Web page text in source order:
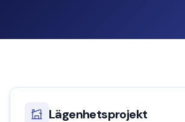
Lägenhetsprojekt